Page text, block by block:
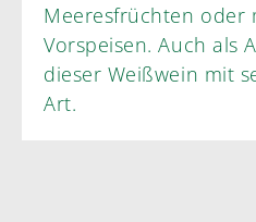
Meeresfrüchten oder
Vorspeisen. Auch als
dieser Weißwein mit
Art.